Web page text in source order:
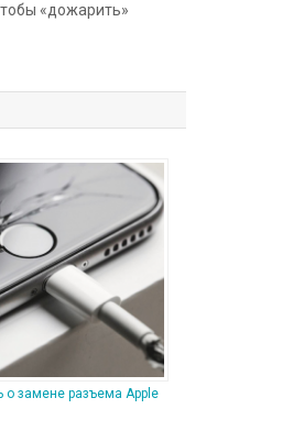
«дожарить»
замене разъема Apple